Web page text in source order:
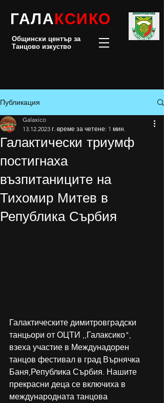
ГАЛАКСИКО
Общински център за
Танцово изкуство
Публикация
Галактически триумф
постигнаха
възпитаниците на
Тихомир Митев в
Република Сърбия
Galaxico
13.12.2023 г. време за четене: 1 мин.
Галактическите димитровградски
танцьори от ОЦТИ ,,Галаксико",
взеха участие в Междунадорен
танцов фестивал в град Върнячка
Баня,Република Сърбия. Нашите
прекрасни деца се включиха в
международната танцова